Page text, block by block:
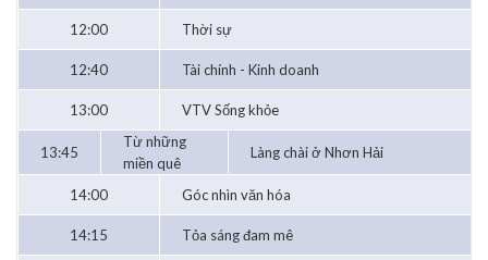
12:00 Thời sự
12:40 Tài chính - Kinh doanh
13:00 VTV Sống khỏe
13:45
Từ những
miền quê
Làng chài ở Nhơn Hải
14:00 Góc nhìn văn hóa
14:15 Tỏa sáng đam mê